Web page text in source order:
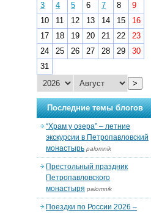
3
4 5 6 7 8
9
10
11 12 13 14 15
16
17
18 19 20 21 22
23
24
25 26 27 28 29
30
31
>
Последние темы блогов
“Храм у озера” – летние
экскурсии в Петропавловский
монастырь palomnik
Престольный праздник
Петропавловского
монастыря palomnik
Поездки по России 2026 –